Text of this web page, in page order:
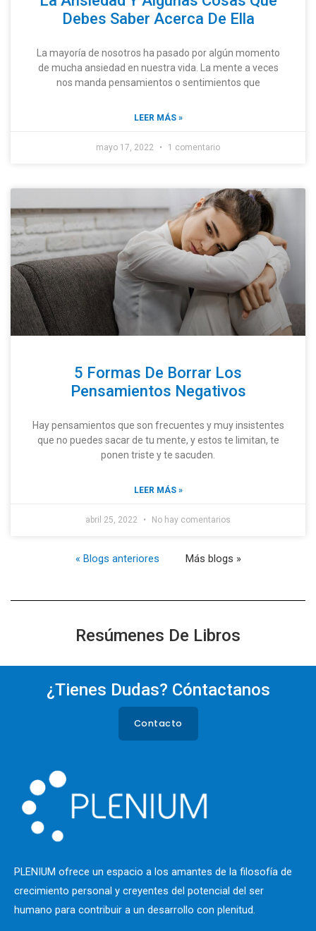
Debes Saber Acerca De Ella
La mayoría de nosotros ha pasado por algún momento
de mucha ansiedad en nuestra vida. La mente a veces
nos manda pensamientos o sentimientos que
LEER MÁS »
mayo 17, 2022 1 comentario
5 Formas De Borrar Los
Pensamientos Negativos
Hay pensamientos que son frecuentes y muy insistentes
que no puedes sacar de tu mente, y estos te limitan, te
ponen triste y te sacuden.
LEER MÁS »
abril 25, 2022 No hay comentarios
« Blogs anteriores Más blogs »
Resúmenes De Libros
¿Tienes Dudas? Cóntactanos
Contacto
PLENIUM ofrece un espacio a los amantes de la filosofía de
crecimiento personal y creyentes del potencial del ser
humano para contribuir a un desarrollo con plenitud.